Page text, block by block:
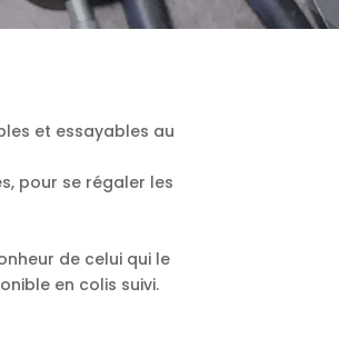
et essayables au
pour se régaler les
de celui qui le
en colis suivi.